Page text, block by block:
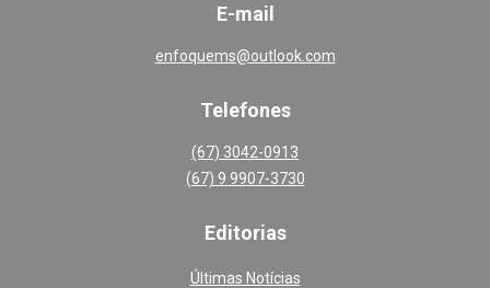
E-mail
enfoquems@outlook.com
Telefones
(67) 3042-0913
(67) 9 9907-3730
Editorias
Últimas Notícias